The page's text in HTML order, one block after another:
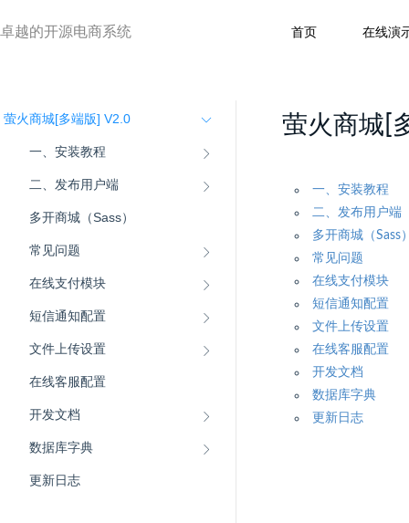
卓越的开源电商系统 首页 在线演
萤火商城[多端版] V2.0
一、安装教程
二、发布用户端
多开商城（Sass）
常见问题
在线支付模块
短信通知配置
文件上传设置
在线客服配置
开发文档
数据库字典
更新日志
萤火商城[
一、安装教程
二、发布用户端
多开商城（Sass
常见问题
在线支付模块
短信通知配置
文件上传设置
在线客服配置
开发文档
数据库字典
更新日志